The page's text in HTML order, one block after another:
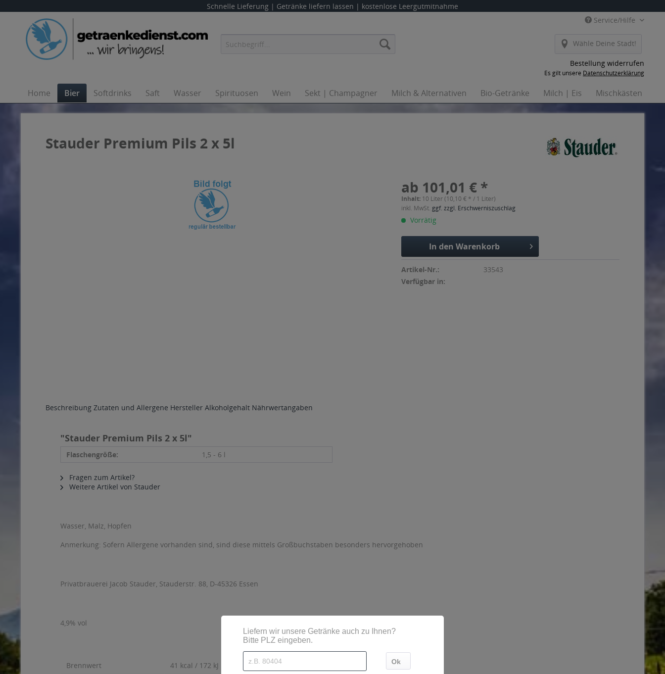
Schnelle Lieferung | Getränke liefern lassen | kostenlose Leergutmitnahme
Service/Hilfe
Wähle Deine Stadt!
Bestellung widerrufen
Es gilt unsere Datenschutzerklärung
Home Bier Softdrinks Saft Wasser Spirituosen Wein Sekt | Champagner Milch & Alternativen Bio-Getränke Milch | Eis Mischkästen
Stauder Premium Pils 2 x 5l
ab 101,01 € *
Inhalt: 10 Liter (10,10 € * / 1 Liter)
inkl. MwSt. ggf. zzgl. Erschwerniszuschlag
Vorrätig
In den Warenkorb
Artikel-Nr.:
33543
Verfügbar in:
Beschreibung Zutaten und Allergene Hersteller Alkoholgehalt Nährwertangaben
"Stauder Premium Pils 2 x 5l"
Flaschengröße: 1,5 - 6 l
Fragen zum Artikel?
Weitere Artikel von Stauder
Wasser, Malz, Hopfen
Anmerkung: Sofern Allergene vorhanden sind, sind diese mittels Großbuchstaben besonders hervorgehoben
Privatbrauerei Jacob Stauder, Stauderstr. 88, D-45326 Essen
4,9% vol
Brennwert
41 kcal / 172 kJ